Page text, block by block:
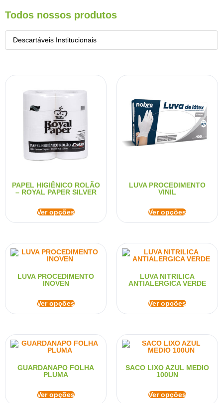
Todos nossos produtos
Descartáveis Institucionais
PAPEL HIGIÊNICO ROLÃO
– ROYAL PAPER SILVER
Ver opções
LUVA PROCEDIMENTO
VINIL
Ver opções
LUVA PROCEDIMENTO
INOVEN
Ver opções
LUVA NITRILICA
ANTIALERGICA VERDE
Ver opções
GUARDANAPO FOLHA
PLUMA
Ver opções
SACO LIXO AZUL MEDIO
100UN
Ver opções